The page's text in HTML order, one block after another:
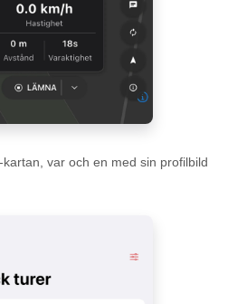
var och en med sin profilbild